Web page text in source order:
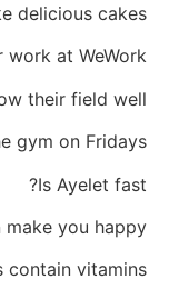
delicious cakes?
work at WeWork?
their field well?
gym on Fridays?
Is Ayelet fast?
make you happy?
contain vitamins?